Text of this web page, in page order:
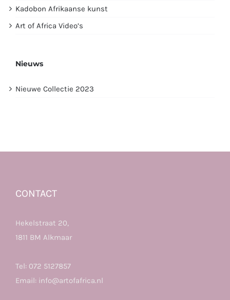
Kadobon Afrikaanse kunst
Art of Africa Video’s
Nieuws
Nieuwe Collectie 2023
CONTACT
Hekelstraat 20,
1811 BM Alkmaar
Tel: 072 5127857
Email: info@artofafrica.nl